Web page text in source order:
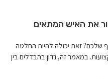
את האיש המתאים
שלכם? זאת יכולה להיות החלטה
במאמר זה, נדון בהבדלים בין